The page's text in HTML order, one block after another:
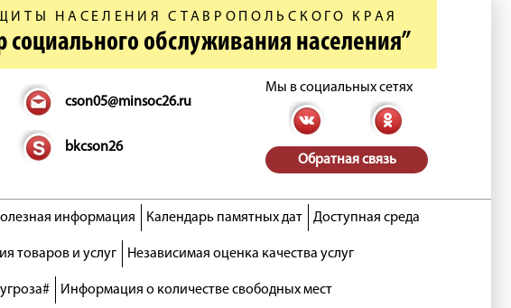
НАСЕЛЕНИЯ СТАВРОПОЛЬСКОГО КРАЯ
обслуживания населения”
cson05@minsoc26.ru
bkcson26
Мы в социальных сетях
Обратная связь
информация Календарь памятных дат Доступная среда
товаров и услуг Независимая оценка качества услуг
Информация о количестве свободных мест